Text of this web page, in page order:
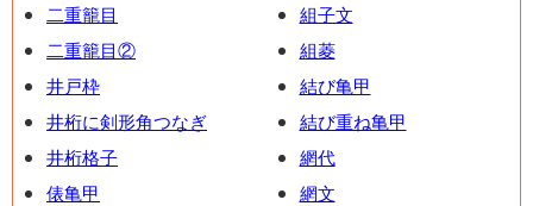
二重籠目
二重籠目②
井戸枠
井桁に剣形角つなぎ
井桁格子
俵亀甲
組子文
組菱
結び亀甲
結び重ね亀甲
網代
網文